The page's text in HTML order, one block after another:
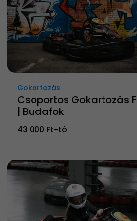
Gokartozás
Csoportos Gokartozás
| Budafok
43 000 Ft-tól